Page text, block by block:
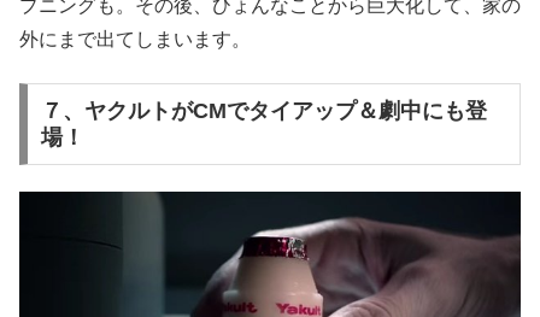
プニングも。その後、ひょんなことから巨大化して、家の
外にまで出てしまいます。
７、ヤクルトがCMでタイアップ＆劇中にも登
場！